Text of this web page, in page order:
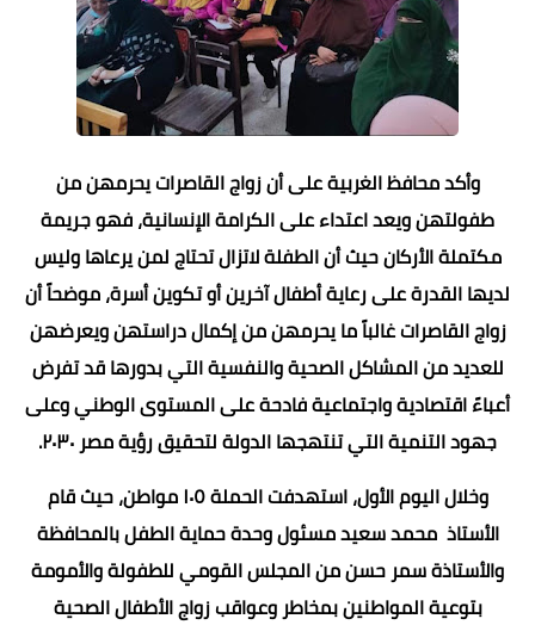
وأكد محافظ الغربية على أن زواج القاصرات يحرمهن من
طفولتهن ويعد اعتداء على الكرامة الإنسانية، فهو جريمة
مكتملة الأركان حيث أن الطفلة لاتزال تحتاج لمن يرعاها وليس
لديها القدرة على رعاية أطفال آخرين أو تكوين أسرة، موضحاً أن
زواج القاصرات غالباً ما يحرمهن من إكمال دراستهن ويعرضهن
للعديد من المشاكل الصحية والنفسية التي بدورها قد تفرض
أعباءً اقتصادية واجتماعية فادحة على المستوى الوطني وعلى
جهود التنمية التي تنتهجها الدولة لتحقيق رؤية مصر ٢٠٣٠.
وخلال اليوم الأول، استهدفت الحملة ١٠٥ مواطن، حيث قام
الأستاذ محمد سعيد مسئول وحدة حماية الطفل بالمحافظة
والأستاذة سمر حسن من المجلس القومي للطفولة والأمومة
بتوعية المواطنين بمخاطر وعواقب زواج الأطفال الصحية